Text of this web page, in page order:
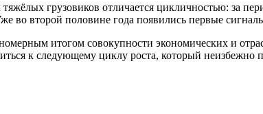
грузовиков отличается цикличностью: за
во второй половине года появились первые
итогом совокупности экономических и
к следующему циклу роста, который неизбежно